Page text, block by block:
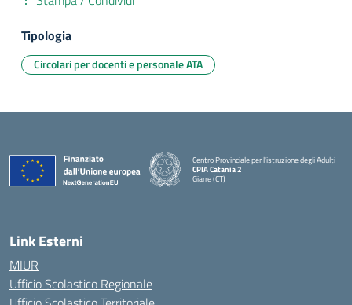
Tipologia
Circolari per docenti e personale ATA
Centro Provinciale per l'istruzione degli Adulti
CPIA Catania 2
Giarre (CT)
Link Esterni
MIUR
Ufficio Scolastico Regionale